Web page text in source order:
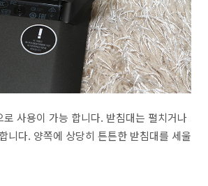
사용이 가능 합니다. 받침대는 펼치거나
니다. 양쪽에 상당히 튼튼한 받침대를 세울